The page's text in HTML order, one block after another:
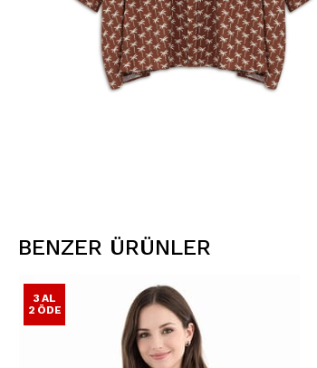
BENZER ÜRÜNLER
3 AL
2 ÖDE